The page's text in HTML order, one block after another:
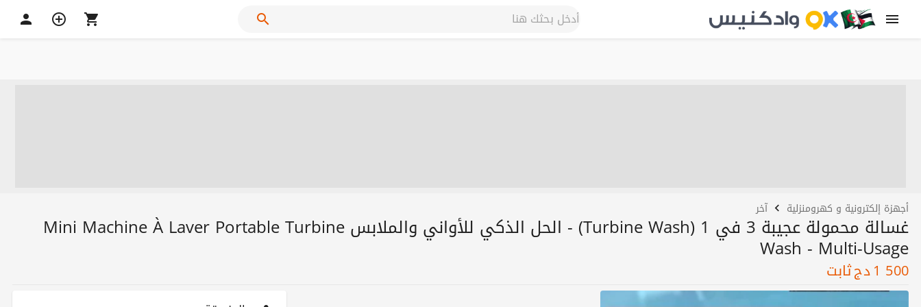
أجهزة إلكترونية و كهرومنزلية آخر
غسالة محمولة عجيبة 3 في 1 (Turbine Wash) - الحل الذكي للأواني والملابس Mini Machine À Laver Portable Turbine
Wash - Multi-Usage
1 500دجثابت